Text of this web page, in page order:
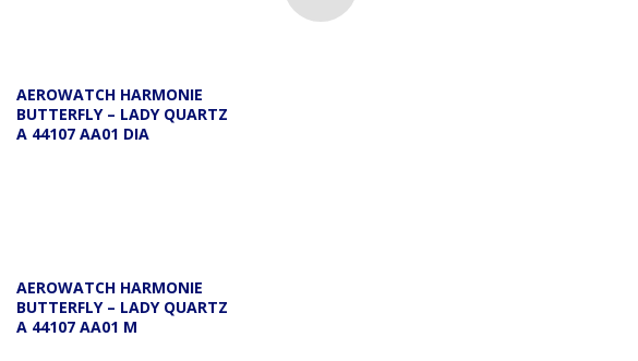
AEROWATCH HARMONIE
BUTTERFLY – LADY QUARTZ
A 44107 AA01 DIA
AEROWATCH HARMONIE
BUTTERFLY – LADY QUARTZ
A 44107 AA01 M